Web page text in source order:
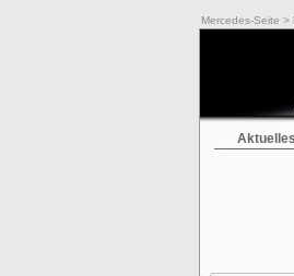
Mercedes-Seite >
Aktuelles